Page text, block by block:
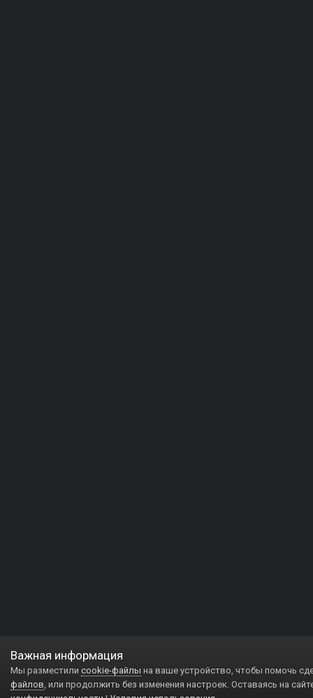
Важная информация
Мы разместили cookie-файлы на ваше устройство, чтобы помочь
файлов, или продолжить без изменения настроек. Оставаясь на